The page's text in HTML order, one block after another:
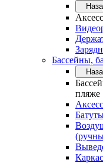
Бассейны,
пляже